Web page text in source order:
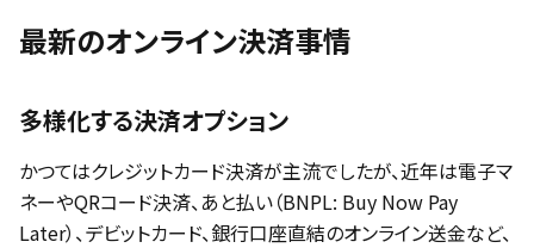
最新のオンライン決済事情
多様化する決済オプション
かつてはクレジットカード決済が主流でしたが、近年は電子マ
ネーやQRコード決済、あと払い（BNPL: Buy Now Pay
Later）、デビットカード、銀行口座直結のオンライン送金など、